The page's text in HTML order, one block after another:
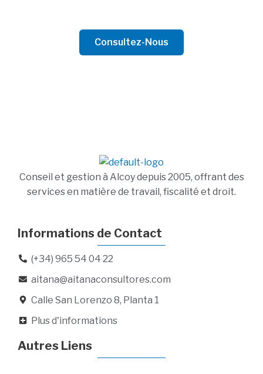
Consultez-Nous
Conseil et gestion à Alcoy depuis 2005, offrant des
services en matière de travail, fiscalité et droit.
Informations de Contact
(+34) 965 54 04 22
aitana@aitanaconsultores.com
Calle San Lorenzo 8, Planta 1
Plus d'informations
Autres Liens